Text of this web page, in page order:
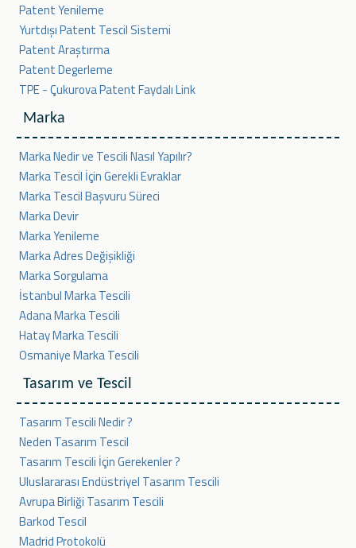
Patent Yenileme
Yurtdışı Patent Tescil Sistemi
Patent Araştırma
Patent Degerleme
TPE - Çukurova Patent Faydalı Link
Marka
Marka Nedir ve Tescili Nasıl Yapılır?
Marka Tescil İçin Gerekli Evraklar
Marka Tescil Başvuru Süreci
Marka Devir
Marka Yenileme
Marka Adres Değişikliği
Marka Sorgulama
İstanbul Marka Tescili
Adana Marka Tescili
Hatay Marka Tescili
Osmaniye Marka Tescili
Tasarım ve Tescil
Tasarım Tescili Nedir ?
Neden Tasarım Tescil
Tasarım Tescili İçin Gerekenler ?
Uluslararası Endüstriyel Tasarım Tescili
Avrupa Birliği Tasarım Tescili
Barkod Tescil
Madrid Protokolü